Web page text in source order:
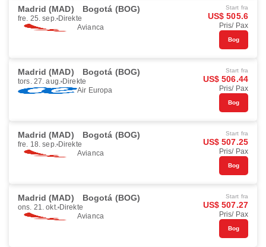
Madrid (MAD) Bogotá (BOG)
fre. 25. sep. Direkte
Avianca
Start fra
US$ 505.6
Pris/ Pax
Bog
Madrid (MAD) Bogotá (BOG)
tors. 27. aug. Direkte
Air Europa
Start fra
US$ 506.44
Pris/ Pax
Bog
Madrid (MAD) Bogotá (BOG)
fre. 18. sep. Direkte
Avianca
Start fra
US$ 507.25
Pris/ Pax
Bog
Madrid (MAD) Bogotá (BOG)
ons. 21. okt. Direkte
Avianca
Start fra
US$ 507.27
Pris/ Pax
Bog